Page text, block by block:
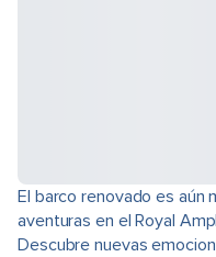
El barco renovado es aún
aventuras en el Royal
Descubre nuevas